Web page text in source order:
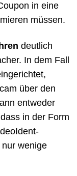
in eine
müssen.
deutlich
In dem Fall
über den
entweder
in der Form
wenige